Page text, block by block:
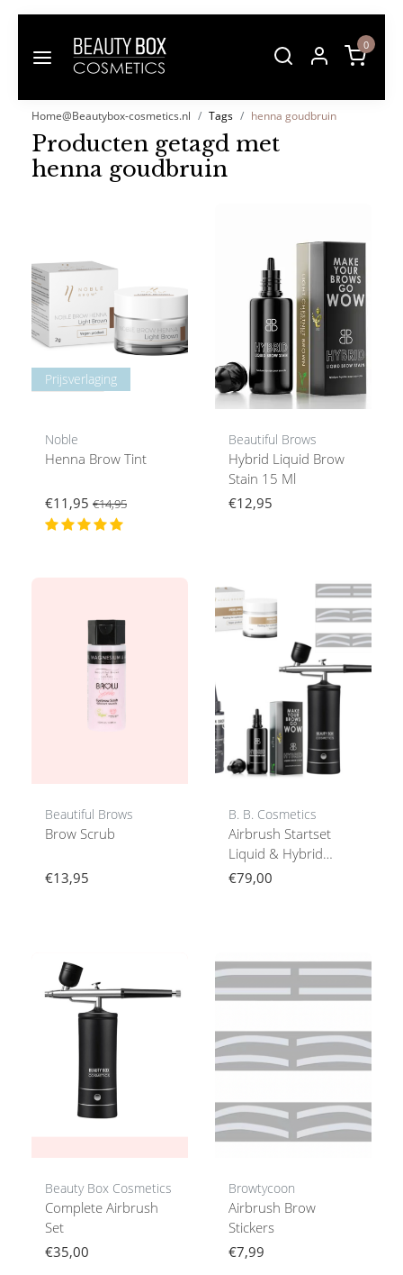
0
Home@Beautybox-cosmetics.nl Tags henna goudbruin
Producten getagd met
henna goudbruin
Prijsverlaging
Noble
Henna Brow Tint
€11,95 €14,95
Beautiful Brows
Hybrid Liquid Brow
Stain 15 Ml
€12,95
Beautiful Brows
Brow Scrub
€13,95
B. B. Cosmetics
Airbrush Startset
Liquid & Hybrid
Brows
€79,00
Beauty Box Cosmetics
Complete Airbrush
Set
€35,00
Browtycoon
Airbrush Brow
Stickers
€7,99